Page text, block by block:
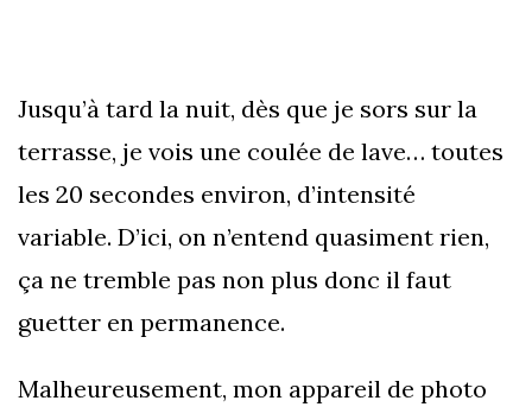
Jusqu’à tard la nuit, dès que je sors sur la
terrasse, je vois une coulée de lave… toutes
les 20 secondes environ, d’intensité
variable. D’ici, on n’entend quasiment rien,
ça ne tremble pas non plus donc il faut
guetter en permanence.
Malheureusement, mon appareil de photo